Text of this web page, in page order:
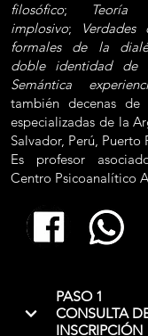
filosófico;
Teoría
implosivo;
formales de la
doble identidad de
Semántica
también decenas de
especializadas de la
Salvador, Perú, Puerto
Es profesor
Centro Psicoanalítico
PASO 1
CONSULTA
INSCRIPCIÓN